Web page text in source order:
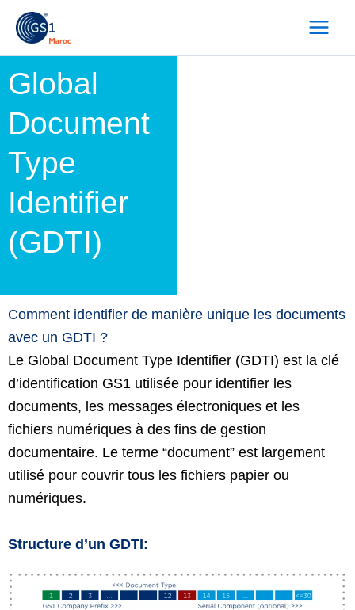
content
Global
Document
Type
Identifier
(GDTI)
Comment identifier de manière unique les documents
avec un GDTI ?
Le Global Document Type Identifier (GDTI) est la clé
d’identification GS1 utilisée pour identifier les
documents, les messages électroniques et les
fichiers numériques à des fins de gestion
documentaire. Le terme “document” est largement
utilisé pour couvrir tous les fichiers papier ou
numériques.
Structure d’un GDTI: